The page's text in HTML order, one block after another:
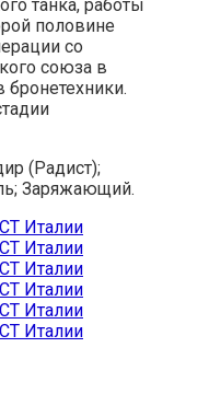
танка, работы
половине
со
союза в
бронетехники.
(Радист);
Заряжающий.